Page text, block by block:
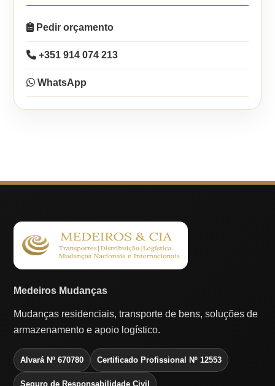
Pedir orçamento
+351 914 074 213
WhatsApp
Medeiros Mudanças
Mudanças residenciais, transporte de bens, soluções de
armazenamento e apoio logístico.
Alvará Nº 670780 Certificado Profissional Nº 12553
Seguro de Responsabilidade Civil